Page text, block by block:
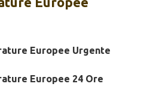
Europee Urgente
Europee 24 Ore